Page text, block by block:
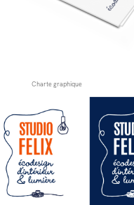
Charte graphique